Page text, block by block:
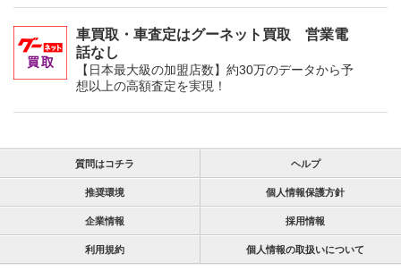
車買取・車査定はグーネット買取 営業電
話なし
【日本最大級の加盟店数】約30万のデータから予
想以上の高額査定を実現！
質問はコチラ ヘルプ
推奨環境 個人情報保護方針
企業情報 採用情報
利用規約 個人情報の取扱いについて